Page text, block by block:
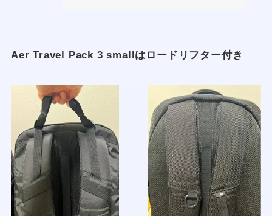
Aer Travel Pack 3 smallはロードリフター付き